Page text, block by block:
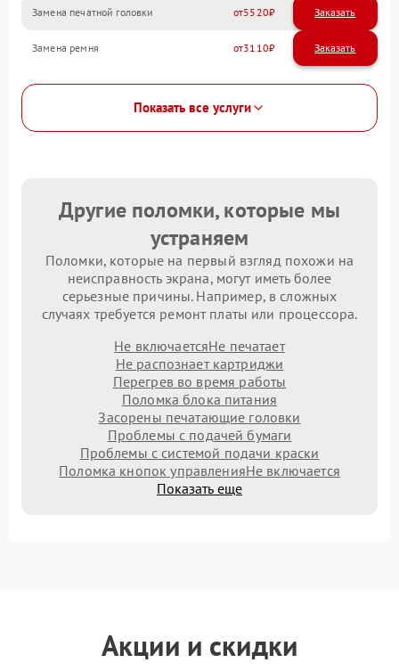
Замена печатной головки 5520
Замена ремня 3110
Показать все услуги
Другие поломки, которые мы
устраняем
Поломки, которые на первый взгляд похожи на
неисправность экрана, могут иметь более
серьезные причины. Например, в сложных
случаях требуется ремонт платы или процессора.
Не включаетсяНе печатает
Не распознает картриджи
Перегрев во время работы
Поломка блока питания
Засорены печатающие головки
Проблемы с подачей бумаги
Проблемы с системой подачи краски
Поломка кнопок управленияНе включается
Показать еще
Акции и скидки